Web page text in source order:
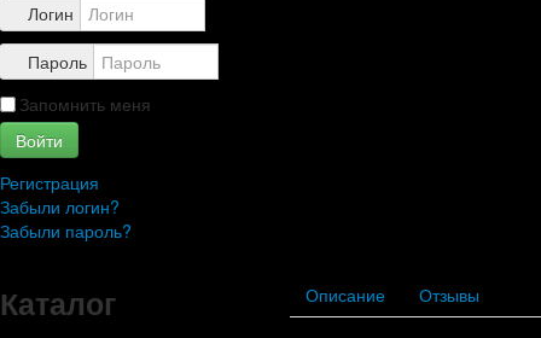
Логин
Пароль
Запомнить меня
Войти
Регистрация
Забыли логин?
Забыли пароль?
Каталог Описание Отзывы